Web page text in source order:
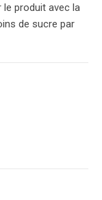
le produit avec la
de sucre par